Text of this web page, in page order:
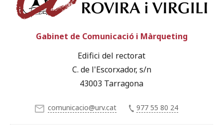
Gabinet de Comunicació i Màrqueting
Edifici del rectorat
C. de l'Escorxador, s/n
43003 Tarragona
comunicacio@urv.cat 977 55 80 24